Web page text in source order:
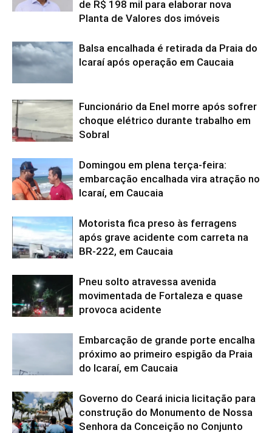
de R$ 198 mil para elaborar nova
Planta de Valores dos imóveis
Balsa encalhada é retirada da Praia do
Icaraí após operação em Caucaia
Funcionário da Enel morre após sofrer
choque elétrico durante trabalho em
Sobral
Domingou em plena terça-feira:
embarcação encalhada vira atração no
Icaraí, em Caucaia
Motorista fica preso às ferragens
após grave acidente com carreta na
BR-222, em Caucaia
Pneu solto atravessa avenida
movimentada de Fortaleza e quase
provoca acidente
Embarcação de grande porte encalha
próximo ao primeiro espigão da Praia
do Icaraí, em Caucaia
Governo do Ceará inicia licitação para
construção do Monumento de Nossa
Senhora da Conceição no Conjunto